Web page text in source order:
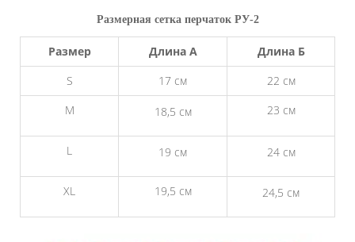
Размерная сетка перчаток РУ-2
Размер Длина А
Длина Б
S
17 см
22 см
M
18,5 см 23 см
L 19 см 24 см
XL 19,5 см 24,5 см